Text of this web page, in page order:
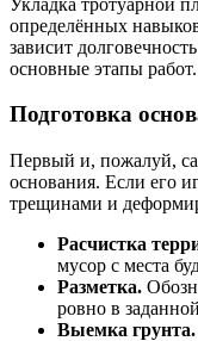
определённых
зависит
основные этапы работ.
Подготовка
Первый и, пожалуй,
основания. Если его
трещинами и
Расчистка
мусор с места
Разметка.
ровно в
Выемка грунта.